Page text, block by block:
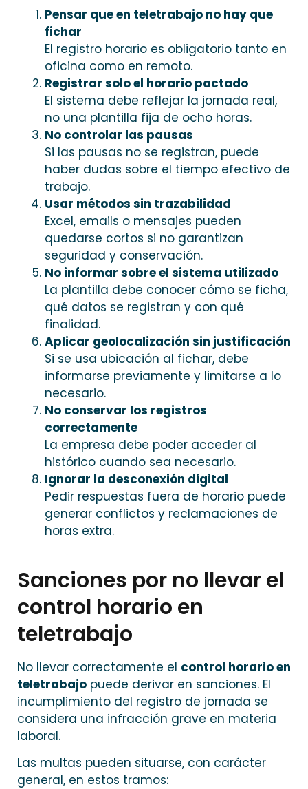
Pensar que en teletrabajo no hay que
fichar
El registro horario es obligatorio tanto en
oficina como en remoto.
Registrar solo el horario pactado
El sistema debe reflejar la jornada real,
no una plantilla fija de ocho horas.
No controlar las pausas
Si las pausas no se registran, puede
haber dudas sobre el tiempo efectivo de
trabajo.
Usar métodos sin trazabilidad
Excel, emails o mensajes pueden
quedarse cortos si no garantizan
seguridad y conservación.
No informar sobre el sistema utilizado
La plantilla debe conocer cómo se ficha,
qué datos se registran y con qué
finalidad.
Aplicar geolocalización sin justificación
Si se usa ubicación al fichar, debe
informarse previamente y limitarse a lo
necesario.
No conservar los registros
correctamente
La empresa debe poder acceder al
histórico cuando sea necesario.
Ignorar la desconexión digital
Pedir respuestas fuera de horario puede
generar conflictos y reclamaciones de
horas extra.
Sanciones por no llevar el
control horario en
teletrabajo
No llevar correctamente el control horario en
teletrabajo puede derivar en sanciones. El
incumplimiento del registro de jornada se
considera una infracción grave en materia
laboral.
Las multas pueden situarse, con carácter
general, en estos tramos: